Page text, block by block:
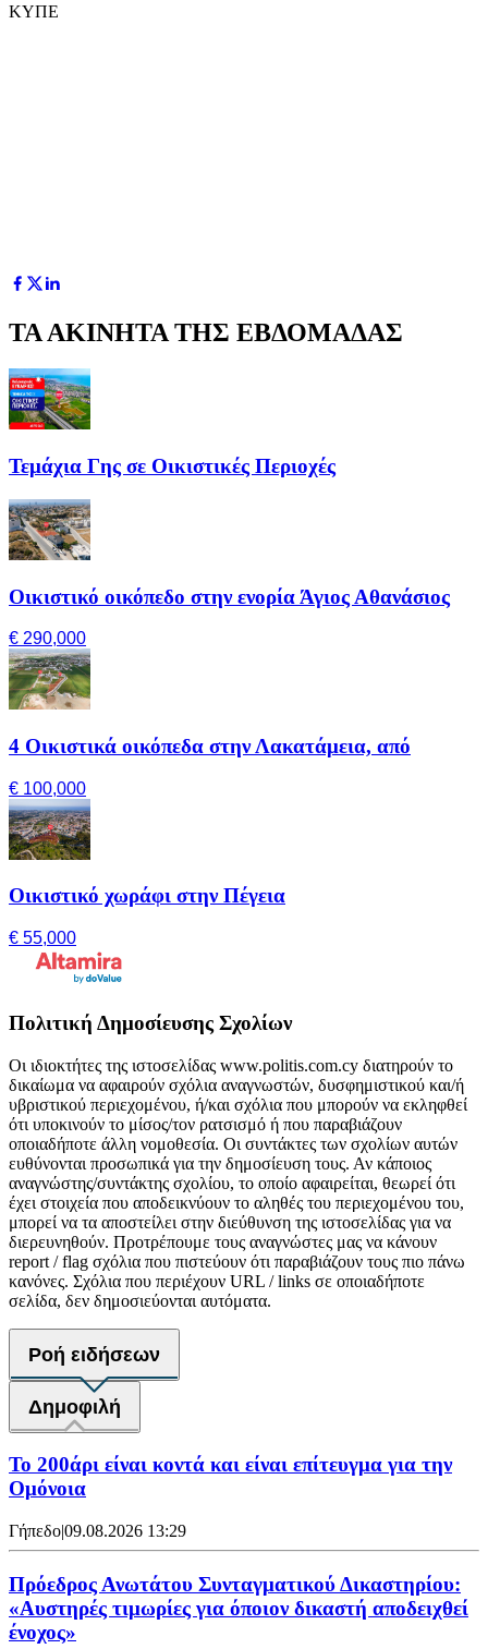
ΚΥΠΕ
ΤΑ ΑΚΙΝΗΤΑ ΤΗΣ ΕΒΔΟΜΑΔΑΣ
Τεμάχια Γης σε Οικιστικές Περιοχές
Οικιστικό οικόπεδο στην ενορία Άγιος Αθανάσιος
€ 290,000
4 Οικιστικά οικόπεδα στην Λακατάμεια, από
€ 100,000
Οικιστικό χωράφι στην Πέγεια
€ 55,000
Πολιτική Δημοσίευσης Σχολίων
Οι ιδιοκτήτες της ιστοσελίδας www.politis.com.cy διατηρούν το
δικαίωμα να αφαιρούν σχόλια αναγνωστών, δυσφημιστικού και/ή
υβριστικού περιεχομένου, ή/και σχόλια που μπορούν να εκληφθεί
ότι υποκινούν το μίσος/τον ρατσισμό ή που παραβιάζουν
οποιαδήποτε άλλη νομοθεσία. Οι συντάκτες των σχολίων αυτών
ευθύνονται προσωπικά για την δημοσίευση τους. Αν κάποιος
αναγνώστης/συντάκτης σχολίου, το οποίο αφαιρείται, θεωρεί ότι
έχει στοιχεία που αποδεικνύουν το αληθές του περιεχομένου του,
μπορεί να τα αποστείλει στην διεύθυνση της ιστοσελίδας για να
διερευνηθούν. Προτρέπουμε τους αναγνώστες μας να κάνουν
report / flag σχόλια που πιστεύουν ότι παραβιάζουν τους πιο πάνω
κανόνες. Σχόλια που περιέχουν URL / links σε οποιαδήποτε
σελίδα, δεν δημοσιεύονται αυτόματα.
Ροή ειδήσεων
Δημοφιλή
Το 200άρι είναι κοντά και είναι επίτευγμα για την
Ομόνοια
Γήπεδο|09.08.2026 13:29
Πρόεδρος Ανωτάτου Συνταγματικού Δικαστηρίου:
«Αυστηρές τιμωρίες για όποιον δικαστή αποδειχθεί
ένοχος»